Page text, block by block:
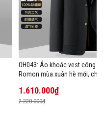
OH043: Áo khoác vest công
Romon mùa xuân hè mới,
1.610.000₫
2.220.000₫